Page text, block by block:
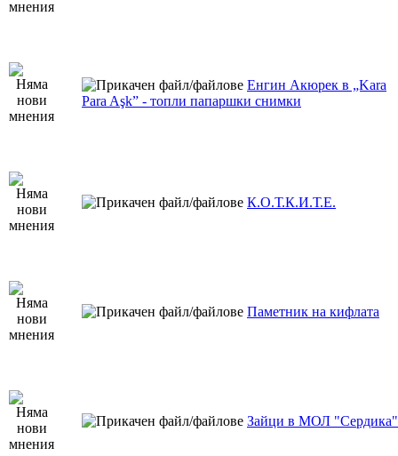
Енгин Акюрек в „Kara
Para Aşk” - топли папаршки снимки
К.О.Т.К.И.Т.Е.
Паметник на кифлата
Зайци в МОЛ "Сердика"